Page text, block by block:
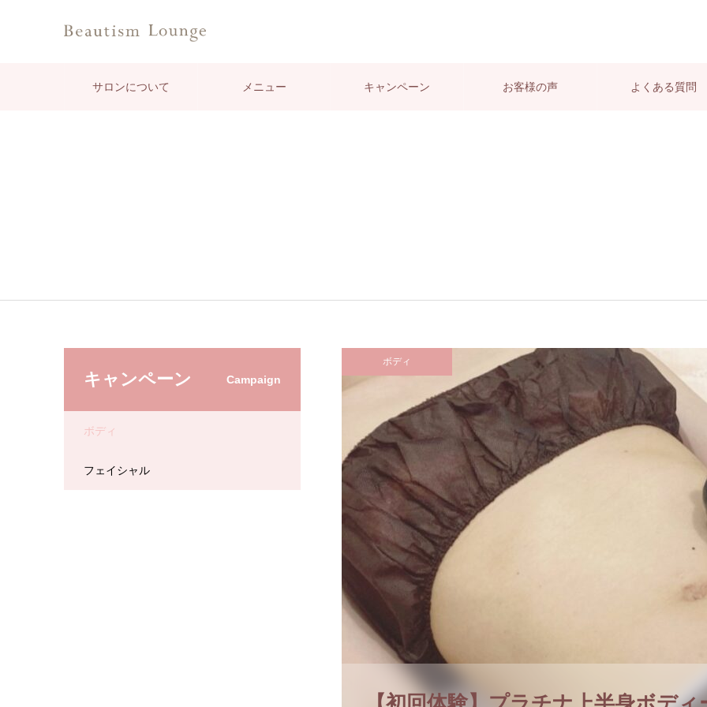
サロンについて メニュー キャンペーン お客様の声 よくある質問
ボディ
キャンペーン Campaign
ボディ
フェイシャル